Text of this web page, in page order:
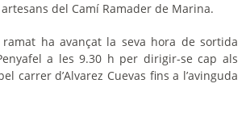
del Camí Ramader de Marina.
ha avançat la seva hora de sortida
a les 9.30 h per dirigir-se cap als
carrer d’Alvarez Cuevas fins a l’avinguda